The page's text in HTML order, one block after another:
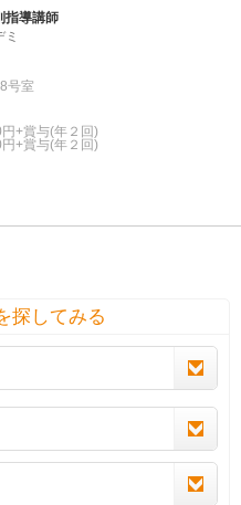
指導講師
号室
+賞与(年２回)
+賞与(年２回)
探してみる